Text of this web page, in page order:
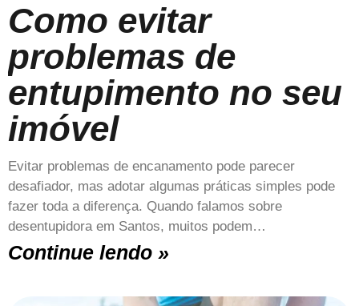
Como evitar
problemas de
entupimento no seu
imóvel
Evitar problemas de encanamento pode parecer
desafiador, mas adotar algumas práticas simples pode
fazer toda a diferença. Quando falamos sobre
desentupidora em Santos, muitos podem…
Continue lendo »